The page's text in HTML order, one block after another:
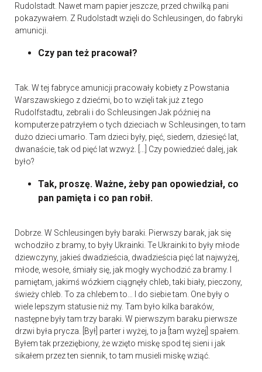
Rudolstadt. Nawet mam papier jeszcze, przed chwilką pani
pokazywałem. Z Rudolstadt wzięli do Schleusingen, do fabryki
amunicji.
Czy pan też pracował?
Tak. W tej fabryce amunicji pracowały kobiety z Powstania
Warszawskiego z dziećmi, bo to wzięli tak już z tego
Rudolfstadtu, zebrali i do Schleusingen Jak później na
komputerze patrzyłem o tych dzieciach w Schleusingen, to tam
dużo dzieci umarło. Tam dzieci były, pięć, siedem, dziesięć lat,
dwanaście, tak od pięć lat wzwyż. […] Czy powiedzieć dalej, jak
było?
Tak, proszę. Ważne, żeby pan opowiedział, co
pan pamięta i co pan robił.
Dobrze. W Schleusingen były baraki. Pierwszy barak, jak się
wchodziło z bramy, to były Ukrainki. Te Ukrainki to były młode
dziewczyny, jakieś dwadzieścia, dwadzieścia pięć lat najwyżej,
młode, wesołe, śmiały się, jak mogły wychodzić za bramy. I
pamiętam, jakimś wózkiem ciągnęły chleb, taki biały, pieczony,
świeży chleb. To za chlebem to… I do siebie tam. One były o
wiele lepszym statusie niż my. Tam było kilka baraków,
następne były tam trzy baraki. W pierwszym baraku pierwsze
drzwi była prycza. [Był] parter i wyżej, to ja [tam wyżej] spałem.
Byłem tak przeziębiony, że wzięto miskę spod tej sieni i jak
sikałem przez ten siennik, to tam musieli miskę wziąć.